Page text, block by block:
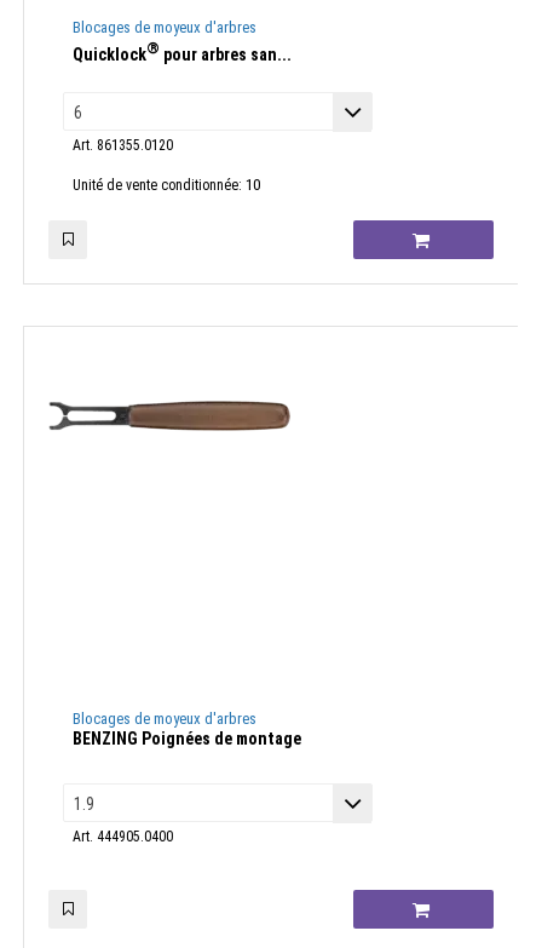
Blocages de moyeux d'arbres
Quicklock® pour arbres san...
Art. 861355.0120
Unité de vente conditionnée: 10
Blocages de moyeux d'arbres
BENZING Poignées de montage
Art. 444905.0400